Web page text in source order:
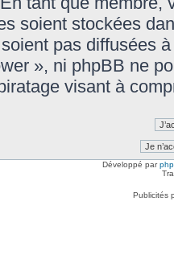
soient stockées
pas diffusées
», ni phpBB ne
visant à
Développé par
Publicités